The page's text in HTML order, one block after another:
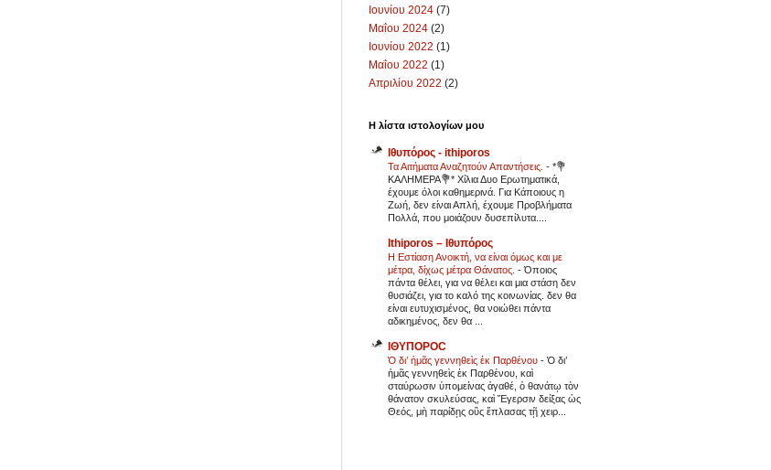
Ιουνίου 2024 (7)
Μαΐου 2024 (2)
Ιουνίου 2022 (1)
Μαΐου 2022 (1)
Απριλίου 2022 (2)
Η λίστα ιστολογίων μου
Ιθυπόρος - ithiporos
Τα Αιτήματα Αναζητούν Απαντήσεις. - *💐
ΚΑΛΗΜΕΡΑ💐* Χίλια Δυο Ερωτηματικά,
έχουμε όλοι καθημερινά. Για Κάποιους η
Ζωή, δεν είναι Απλή, έχουμε Προβλήματα
Πολλά, που μοιάζουν δυσεπίλυτα....
Ithiporos – Ιθυπόρος
Η Εστίαση Ανοικτή, να είναι όμως και με
μέτρα, δίχως μέτρα Θάνατος. -Όποιος
πάντα θέλει, για να θέλει και μια στάση δεν
θυσιάζει, για το καλό της κοινωνίας. δεν θα
είναι ευτυχισμένος, θα νοιώθει πάντα
αδικημένος, δεν θα ...
ΙΘΥΠΟΡΟC
Ὁ δι’ ἡμᾶς γεννηθεὶς ἐκ Παρθένου - Ὁ δι’
ἡμᾶς γεννηθεὶς ἐκ Παρθένου, καὶ
σταύρωσιν ὑπομείνας ἀγαθέ, ὁ θανάτῳ τὸν
θάνατον σκυλεύσας, καὶ Ἔγερσιν δείξας ὡς
Θεός, μὴ παρίδῃς οὓς ἔπλασας τῇ χειρ...